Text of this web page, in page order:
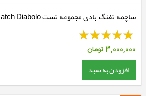
ساچمه تفنگ بادی مجموعه تست JSB Match Diabolo
3,000,000تومان
افزودن به سبد